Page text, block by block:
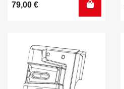
79,00 €